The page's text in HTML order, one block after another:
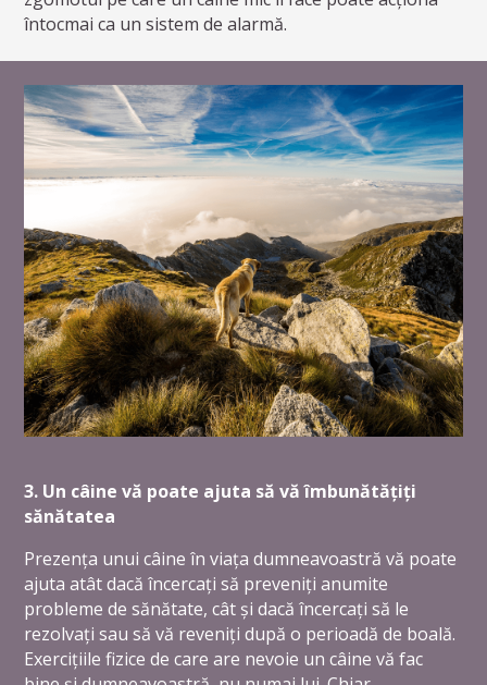
întocmai ca un sistem de alarmă.
3. Un câine vă poate ajuta să vă îmbunătățiți
sănătatea
Prezența unui câine în viața dumneavoastră vă poate
ajuta atât dacă încercați să preveniți anumite
probleme de sănătate, cât și dacă încercați să le
rezolvați sau să vă reveniți după o perioadă de boală.
Exercițiile fizice de care are nevoie un câine vă fac